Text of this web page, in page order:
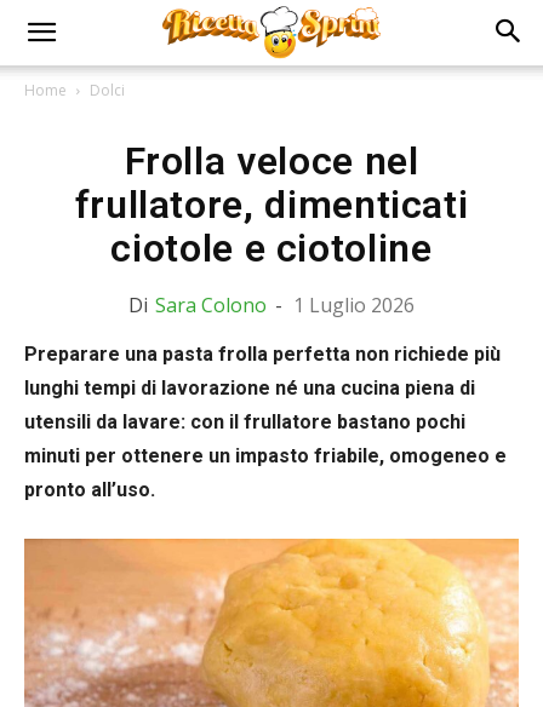
Home Dolci
Frolla veloce nel
frullatore, dimenticati
ciotole e ciotoline
Di Sara Colono - 1 Luglio 2026
Preparare una pasta frolla perfetta non richiede più
lunghi tempi di lavorazione né una cucina piena di
utensili da lavare: con il frullatore bastano pochi
minuti per ottenere un impasto friabile, omogeneo e
pronto all’uso.